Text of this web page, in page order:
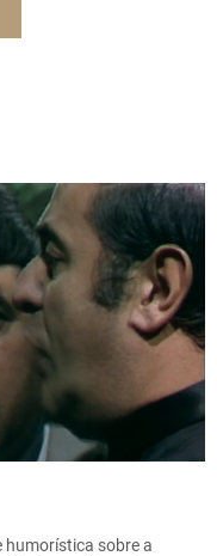
humorística sobre a